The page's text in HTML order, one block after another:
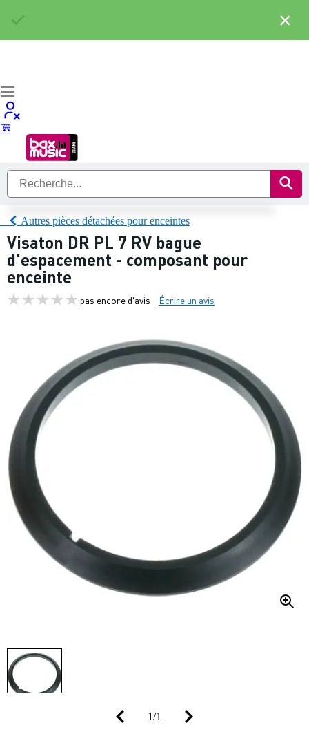
Autres pièces détachées pour enceintes
Visaton DR PL 7 RV bague
d'espacement - composant pour
enceinte
pas encore d'avis Écrire un avis
1/1
×